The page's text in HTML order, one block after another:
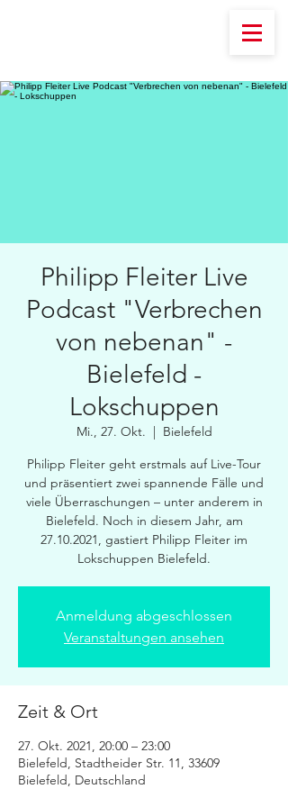
Philipp Fleiter Live
Podcast "Verbrechen
von nebenan" -
Bielefeld -
Lokschuppen
Mi., 27. Okt.
  |
Bielefeld
Philipp Fleiter geht erstmals auf Live-Tour
und präsentiert zwei spannende Fälle und
viele Überraschungen – unter anderem in
Bielefeld. Noch in diesem Jahr, am
27.10.2021, gastiert Philipp Fleiter im
Lokschuppen Bielefeld.
Anmeldung abgeschlossen
Veranstaltungen ansehen
Zeit & Ort
27. Okt. 2021, 20:00 – 23:00
Bielefeld, Stadtheider Str. 11, 33609
Bielefeld, Deutschland